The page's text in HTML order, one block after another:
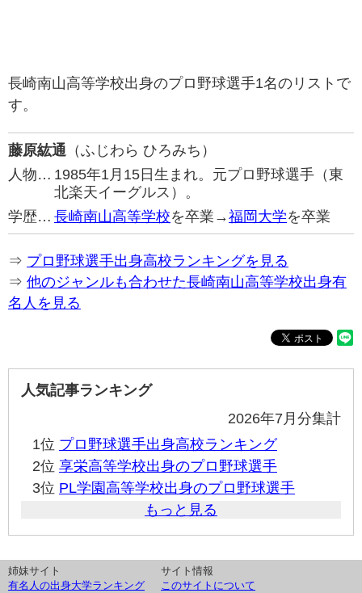
長崎南山高等学校出身のプロ野球選手1名のリストで
す。
藤原紘通 （ふじわら ひろみち）
人物… 1985年1月15日生まれ。元プロ野球選手（東
北楽天イーグルス）。
学歴… 長崎南山高等学校を卒業→福岡大学を卒業
⇒ プロ野球選手出身高校ランキングを見る
⇒ 他のジャンルも合わせた長崎南山高等学校出身有
名人を見る
人気記事ランキング
2026年7月分集計
1位 プロ野球選手出身高校ランキング
2位 享栄高等学校出身のプロ野球選手
3位 PL学園高等学校出身のプロ野球選手
もっと見る
姉妹サイト
有名人の出身大学ランキング
サイト情報
このサイトについて